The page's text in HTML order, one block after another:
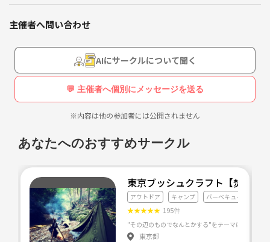
主催者へ問い合わせ
AIにサークルについて聞く
💬 主催者へ個別にメッセージを送る
※内容は他の参加者には公開されません
あなたへのおすすめサークル
東京ブッシュクラフト【焚火・
アウトドア キャンプ バーベキュー
★★★★★ 195件
東京都